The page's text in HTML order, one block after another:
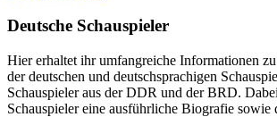
Deutsche Schauspieler
Hier erhaltet ihr umfangreiche Informationen
der deutschen und deutschsprachigen
Schauspieler aus der DDR und der BRD.
Schauspieler eine ausführliche Biografie sowie